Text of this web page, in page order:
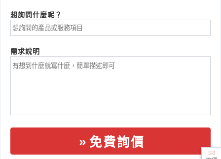
想詢問什麼呢？
需求說明
免費詢價